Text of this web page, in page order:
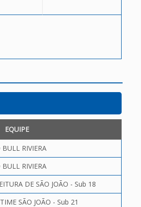
EQUIPE
BULL RIVIERA
BULL RIVIERA
DE SÃO JOÃO - Sub 18
SÃO JOÃO - Sub 21